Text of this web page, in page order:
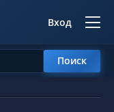
Вход
Поиск